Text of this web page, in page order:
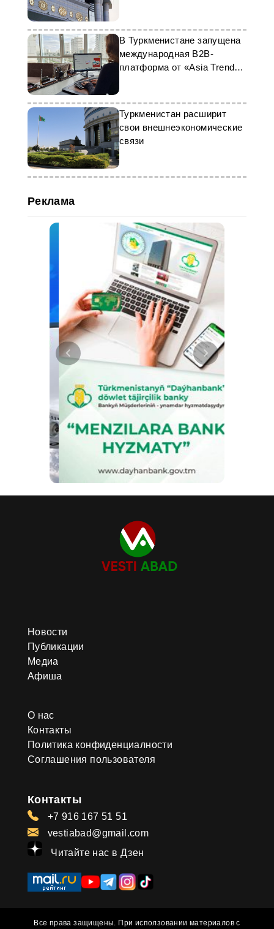
В Туркменистане запущена
международная B2B-
платформа от «Asia Trend
Туркменистан расширит
свои внешнеэкономические
связи
Реклама
Новости
Публикации
Медиа
Афиша
О нас
Контакты
Политика конфиденциалности
Соглашения пользователя
Контакты
+7 916 167 51 51
vestiabad@gmail.com
Читайте нас в Дзен
Все права защищены. При исползовании материалов с